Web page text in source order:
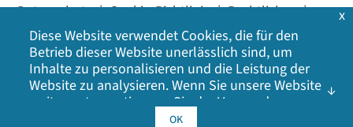
Datenschutz | Cookie-Richtlinie | Rechtliches |
Lageplan
©2026Digi International Inc. Alle Rechte
vorbehalten.
Diese Website verwendet Cookies, die für den
Betrieb dieser Website unerlässlich sind, um
Inhalte zu personalisieren und die Leistung der
Website zu analysieren. Wenn Sie unsere Website
weiter nutzen, stimmen Sie der Verwendung
unserer Cookies zu. Klicken Sie auf OK, um Ihr
OK
x